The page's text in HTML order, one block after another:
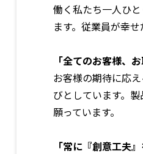
働く私たち一人ひ
ます。従業員が幸
「全てのお客様、
お客様の期待に応
びとしています。
願っています。
「常に『創意工夫